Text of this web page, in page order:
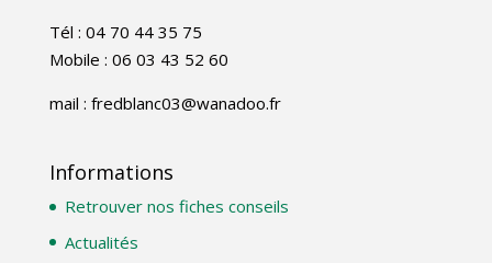
Tél : 04 70 44 35 75
Mobile : 06 03 43 52 60
mail : fredblanc03@wanadoo.fr
Informations
Retrouver nos fiches conseils
Actualités